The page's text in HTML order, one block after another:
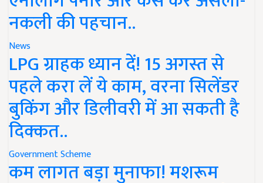
नकली की पहचान..
News
LPG ग्राहक ध्यान दें! 15 अगस्त से
पहले करा लें ये काम, वरना सिलेंडर
बुकिंग और डिलीवरी में आ सकती है
दिक्कत..
Government Scheme
कम लागत बड़ा मुनाफा! मशरूम